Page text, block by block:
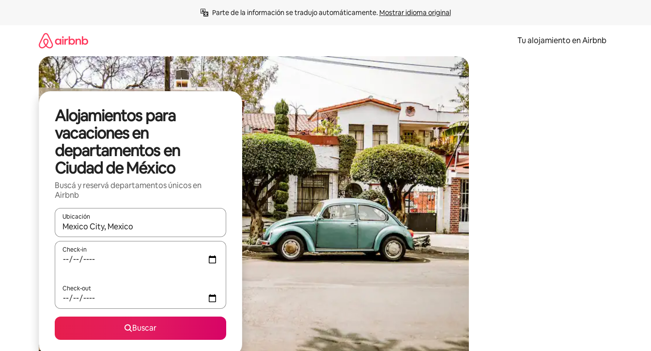
Parte de la información se tradujo automáticamente. Mostrar idioma original
Tu alojamiento en Airbnb
Alojamientos para
vacaciones en
departamentos en
Ciudad de México
Buscá y reservá departamentos únicos en
Airbnb
Ubicación
Cuando los resultados estén disponibles, navegá con las teclas de flecha hacia arriba y hacia abajo o explorá deslizando el dedo.
Check-in
Check-out
Buscar